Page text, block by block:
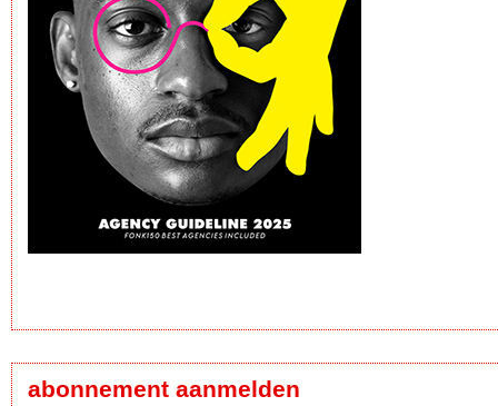
abonnement aanmelden